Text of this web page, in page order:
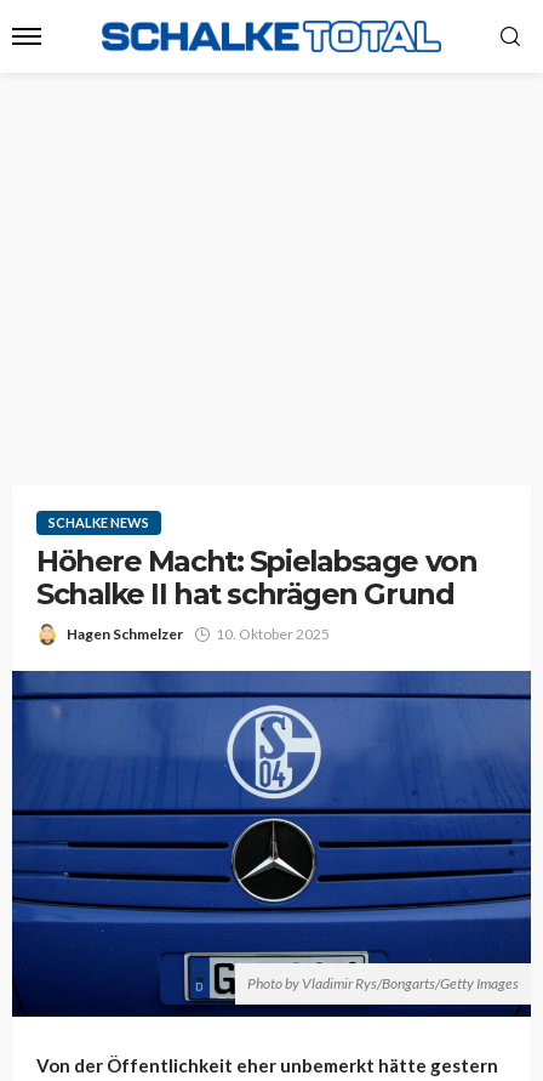
SCHALKE NEWS
Höhere Macht: Spielabsage von
Schalke II hat schrägen Grund
Hagen Schmelzer 10. Oktober 2025
Photo by Vladimir Rys/Bongarts/Getty Images
Von der Öffentlichkeit eher unbemerkt hätte gestern